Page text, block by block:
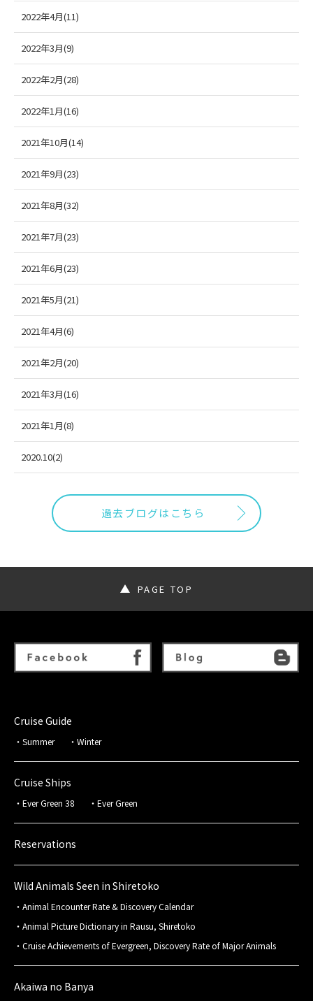
2022年4月(11)
2022年3月(9)
2022年2月(28)
2022年1月(16)
2021年10月(14)
2021年9月(23)
2021年8月(32)
2021年7月(23)
2021年6月(23)
2021年5月(21)
2021年4月(6)
2021年2月(20)
2021年3月(16)
2021年1月(8)
2020.10(2)
過去ブログはこちら
PAGE TOP
Cruise Guide
Summer Winter
Cruise Ships
Ever Green 38 Ever Green
Reservations
Wild Animals Seen in Shiretoko
Animal Encounter Rate & Discovery Calendar
Animal Picture Dictionary in Rausu, Shiretoko
Cruise Achievements of Evergreen, Discovery Rate of Major Animals
Akaiwa no Banya